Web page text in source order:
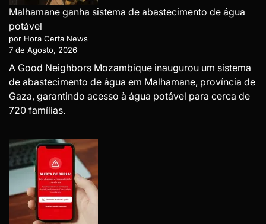
Malhamane ganha sistema de abastecimento de água
potável
por Hora Certa News
7 de Agosto, 2026
A Good Neighbors Mozambique inaugurou um sistema
de abastecimento de água em Malhamane, província de
Gaza, garantindo acesso à água potável para cerca de
720 famílias.